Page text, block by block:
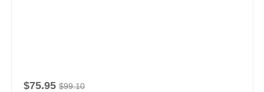
$75.95 $99.10